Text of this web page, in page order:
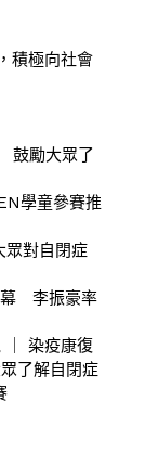
積極向社會
鼓勵大眾了
學童參賽推
眾對自閉症
幕 李振豪率
染疫康復
了解自閉症